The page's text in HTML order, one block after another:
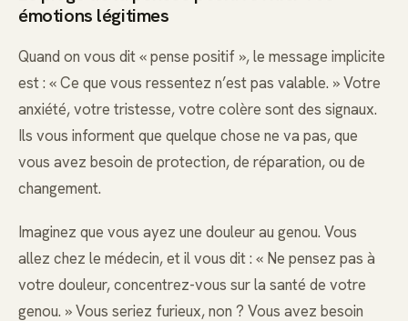
émotions légitimes
Quand on vous dit « pense positif », le message implicite
est : « Ce que vous ressentez n’est pas valable. » Votre
anxiété, votre tristesse, votre colère sont des signaux.
Ils vous informent que quelque chose ne va pas, que
vous avez besoin de protection, de réparation, ou de
changement.
Imaginez que vous ayez une douleur au genou. Vous
allez chez le médecin, et il vous dit : « Ne pensez pas à
votre douleur, concentrez-vous sur la santé de votre
genou. » Vous seriez furieux, non ? Vous avez besoin